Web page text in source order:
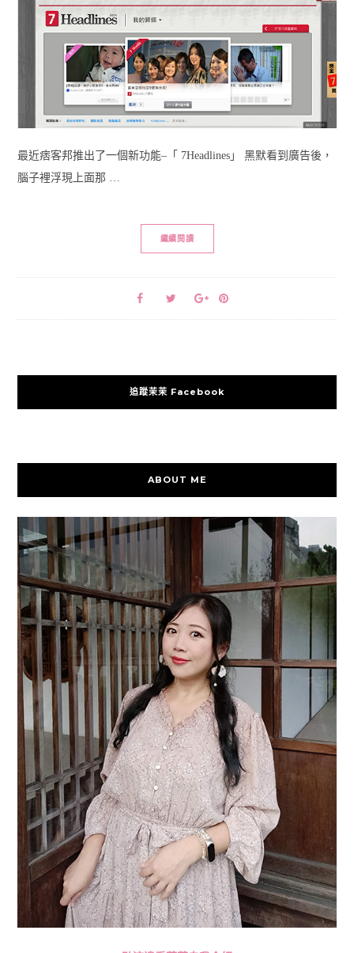
最近痞客邦推出了一個新功能–「 7Headlines」 黑默看到廣告後，
腦子裡浮現上面那 …
繼續閱讀
追蹤茉茉 Facebook
ABOUT ME